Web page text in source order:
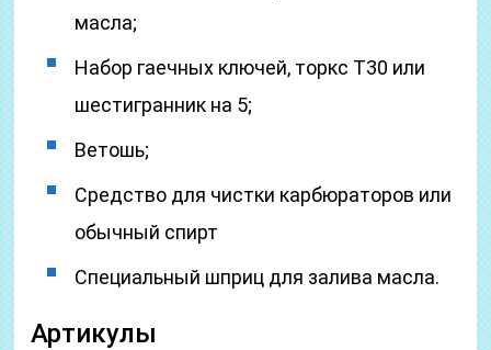
масла;
Набор гаечных ключей, торкс Т30 или
шестигранник на 5;
Ветошь;
Средство для чистки карбюраторов или
обычный спирт
Специальный шприц для залива масла.
Артикулы